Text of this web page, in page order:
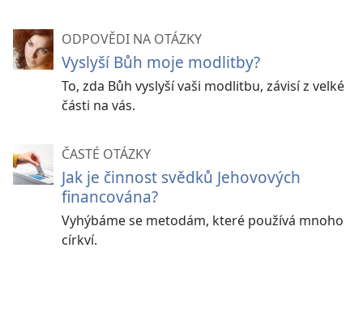
ODPOVĚDI NA OTÁZKY
Vyslyší Bůh moje modlitby?
To, zda Bůh vyslyší vaši modlitbu, závisí z velké
části na vás.
ČASTÉ OTÁZKY
Jak je činnost svědků Jehovových
financována?
Vyhýbáme se metodám, které používá mnoho
církví.